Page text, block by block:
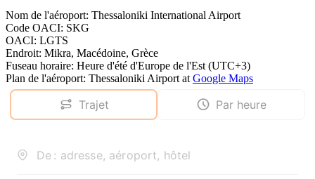
Nom de l'aéroport: Thessaloniki International Airport
Code OACI: SKG
OACI: LGTS
Endroit: Mikra, Macédoine, Grèce
Fuseau horaire: Heure d'été d'Europe de l'Est (UTC+3)
Plan de l'aéroport: Thessaloniki Airport at Google Maps